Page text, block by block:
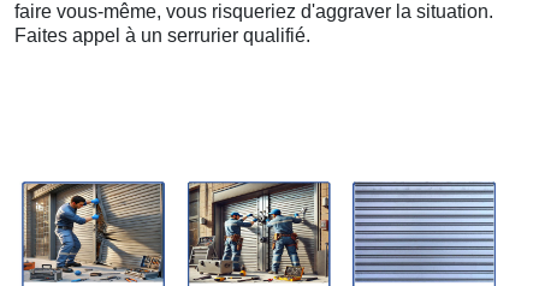
faire vous-même, vous risqueriez d'aggraver la situation.
Faites appel à un serrurier qualifié.